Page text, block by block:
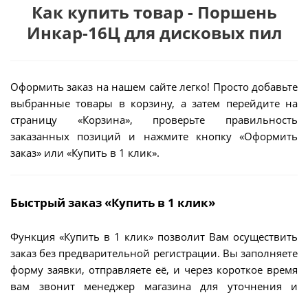
Как купить товар - Поршень
Инкар-16Ц для дисковых пил
Оформить заказ на нашем сайте легко! Просто добавьте
выбранные товары в корзину, а затем перейдите на
страницу «Корзина», проверьте правильность
заказанных позиций и нажмите кнопку «Оформить
заказ» или «Купить в 1 клик».
Быстрый заказ «Купить в 1 клик»
Функция «Купить в 1 клик» позволит Вам осуществить
заказ без предварительной регистрации. Вы заполняете
форму заявки, отправляете её, и через короткое время
вам звонит менеджер магазина для уточнения и